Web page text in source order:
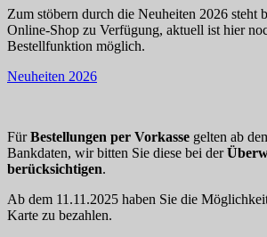
Zum stöbern durch die Neuheiten 2026 steht
Online-Shop zu Verfügung, aktuell ist hier
Bestellfunktion möglich.
Neuheiten 2026
FürBestellungen per Vorkasse gelten ab
Bankdaten, wir bitten Sie diese bei der
berücksichtigen.
Ab dem 11.11.2025 haben Sie die
Karte zu bezahlen.